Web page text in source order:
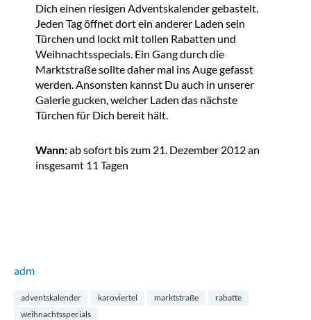
Dich einen riesigen Adventskalender gebastelt.
Jeden Tag öffnet dort ein anderer Laden sein
Türchen und lockt mit tollen Rabatten und
Weihnachtsspecials. Ein Gang durch die
Marktstraße sollte daher mal ins Auge gefasst
werden. Ansonsten kannst Du auch in unserer
Galerie gucken, welcher Laden das nächste
Türchen für Dich bereit hält.
Wann:ab sofort bis zum 21. Dezember 2012 an
insgesamt 11 Tagen
adm
adventskalender karoviertel marktstraße
rabatte
weihnachtsspecials